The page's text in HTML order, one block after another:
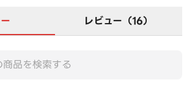
レビュー（16）